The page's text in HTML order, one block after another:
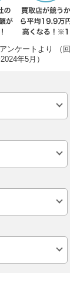
ンケートより （回
年5月）